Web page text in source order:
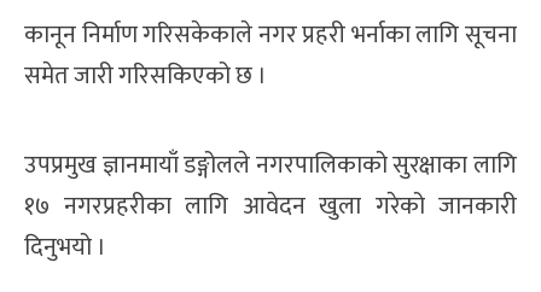
कानून निर्माण गरिसकेकाले नगर प्रहरी भर्नाका लागि सूचना
समेत जारी गरिसकिएको छ ।
उपप्रमुख ज्ञानमायाँ डङ्गोलले नगरपालिकाको सुरक्षाका लागि
१७ नगरप्रहरीका लागि आवेदन खुला गरेको जानकारी
दिनुभयो ।